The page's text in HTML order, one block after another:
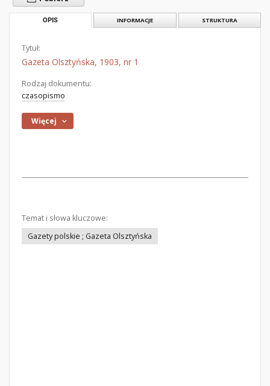
OPIS INFORMACJE STRUKTURA
Tytuł:
Gazeta Olsztyńska, 1903, nr 1
Rodzaj dokumentu:
czasopismo
Więcej
Temat i słowa kluczowe:
Gazety polskie ; Gazeta Olsztyńska